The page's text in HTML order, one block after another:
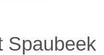
Spaubeek